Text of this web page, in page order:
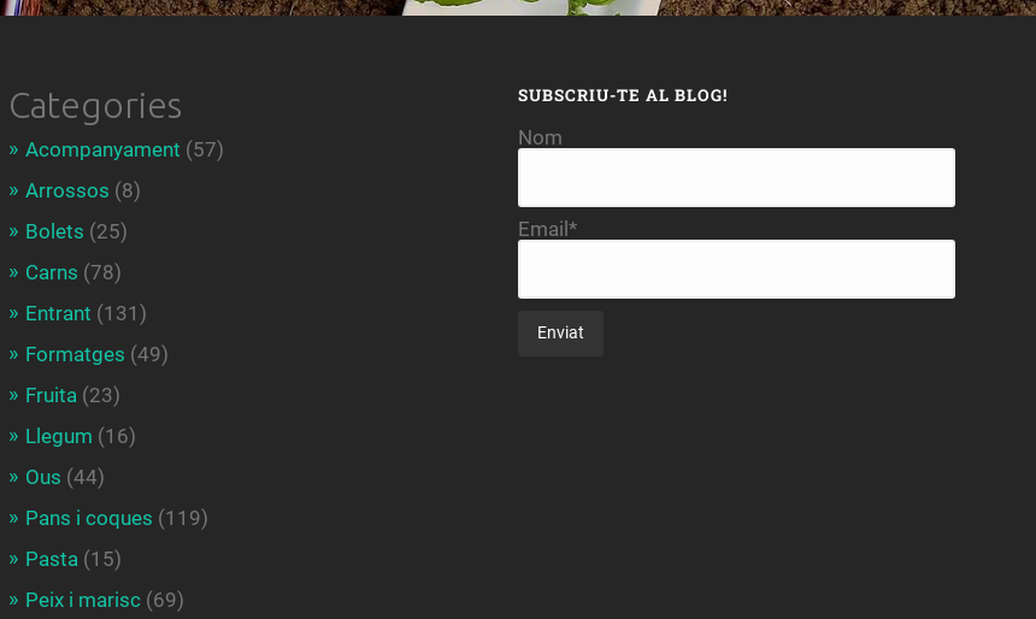
Categories
Acompanyament (57)
Arrossos (8)
Bolets (25)
Carns (78)
Entrant (131)
Formatges (49)
Fruita (23)
Llegum (16)
Ous (44)
Pans i coques (119)
Pasta (15)
Peix i marisc(69)
SUBSCRIU-TE AL BLOG!
Nom
Email*